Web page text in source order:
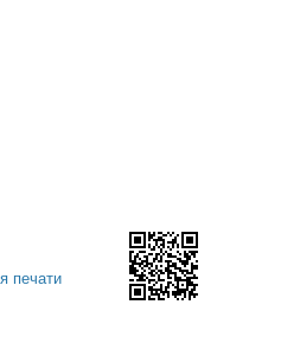
печати